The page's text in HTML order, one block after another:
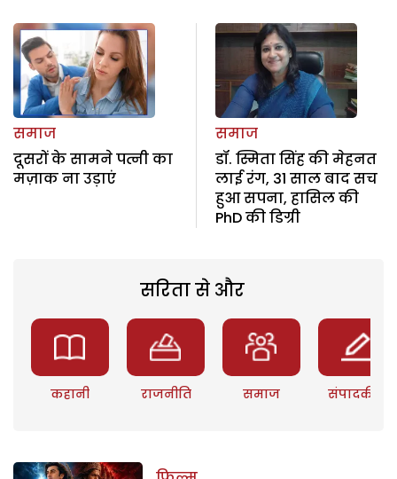
समाज
दूसरों के सामने पत्नी का
मज़ाक ना उड़ाएं
समाज
डॉ. स्मिता सिंह की मेहनत
लाई रंग, 31 साल बाद सच
हुआ सपना, हासिल की
PhD की डिग्री
सरिता से और
कहानी राजनीति समाज संपादकीय